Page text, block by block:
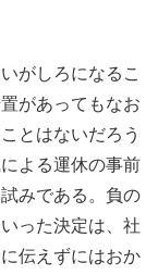
がしろになるこ
があってもなお
とはないだろう
よる運休の事前
みである。負の
った決定は、社
伝えずにはおか